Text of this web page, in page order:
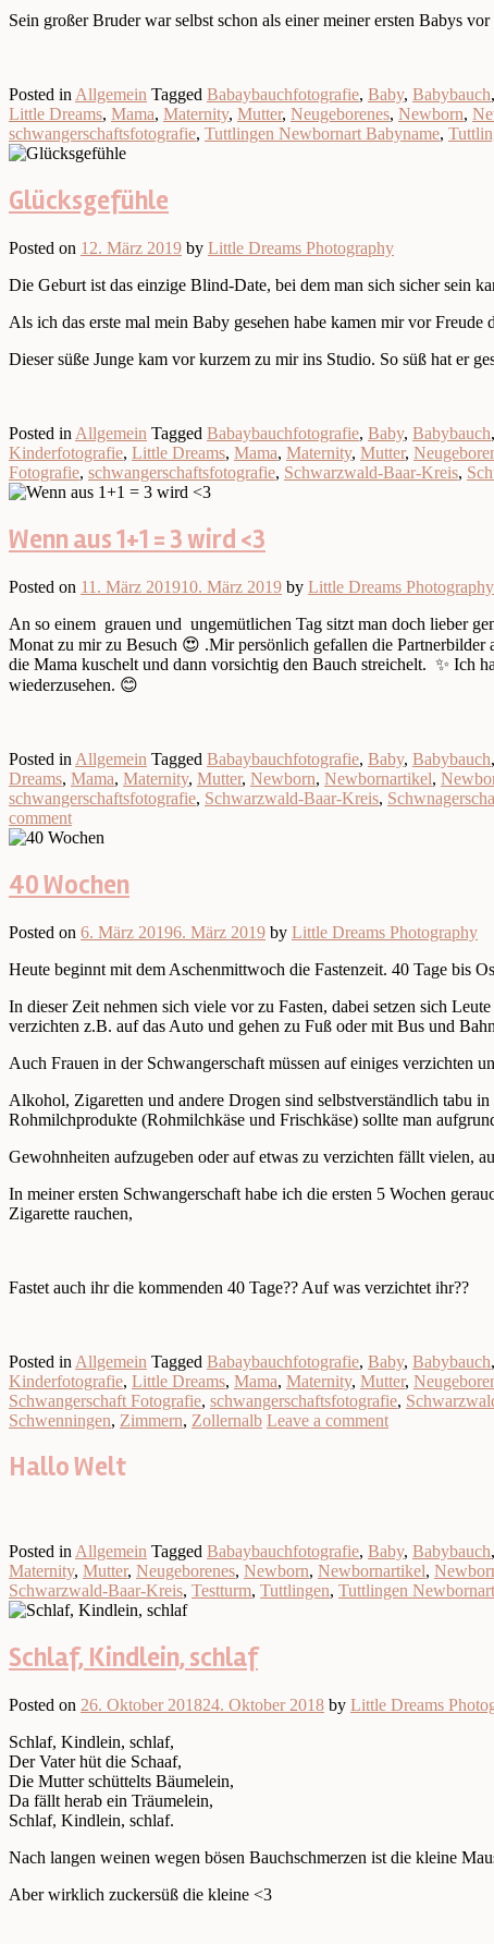
Sein großer Bruder war selbst schon als einer meiner ersten Babys
Posted in Allgemein Tagged Babaybauchfotografie, Baby, Babybauch,
Little Dreams, Mama, Maternity, Mutter, Neugeborenes, Newborn,
schwangerschaftsfotografie, Tuttlingen Newbornart Babyname,
Glücksgefühle
Posted on 12. März 2019 by Little Dreams Photography
Die Geburt ist das einzige Blind-Date, bei dem man sich sicher sein
Als ich das erste mal mein Baby gesehen habe kamen mir vor
Dieser süße Junge kam vor kurzem zu mir ins Studio. So süß hat er
Posted in Allgemein Tagged Babaybauchfotografie, Baby, Babybauch,
Kinderfotografie, Little Dreams, Mama, Maternity, Mutter,
Fotografie, schwangerschaftsfotografie, Schwarzwald-Baar-Kreis,
Wenn aus 1+1 = 3 wird <3
Posted on 11. März 201910. März 2019 by Little Dreams Photography
An so einem grauen und ungemütlichen Tag sitzt man doch lieber
Monat zu mir zu Besuch 😍 .Mir persönlich gefallen die Partnerbilder
die Mama kuschelt und dann vorsichtig den Bauch streichelt. ✨ Ich
wiederzusehen. 😊
Posted in Allgemein Tagged Babaybauchfotografie, Baby, Babybauch,
Dreams, Mama, Maternity, Mutter, Newborn, Newbornartikel,
schwangerschaftsfotografie, Schwarzwald-Baar-Kreis,
comment
40 Wochen
Posted on 6. März 20196. März 2019 by Little Dreams Photography
Heute beginnt mit dem Aschenmittwoch die Fastenzeit. 40 Tage bis
In dieser Zeit nehmen sich viele vor zu Fasten, dabei setzen sich
verzichten z.B. auf das Auto und gehen zu Fuß oder mit Bus und
Auch Frauen in der Schwangerschaft müssen auf einiges verzichten
Alkohol, Zigaretten und andere Drogen sind selbstverständlich tabu
Rohmilchprodukte (Rohmilchkäse und Frischkäse) sollte man
Gewohnheiten aufzugeben oder auf etwas zu verzichten fällt vielen,
In meiner ersten Schwangerschaft habe ich die ersten 5 Wochen
Zigarette rauchen,
Fastet auch ihr die kommenden 40 Tage?? Auf was verzichtet ihr??
Posted in Allgemein Tagged Babaybauchfotografie, Baby, Babybauch,
Kinderfotografie, Little Dreams, Mama, Maternity, Mutter,
Schwangerschaft Fotografie, schwangerschaftsfotografie,
Schwenningen, Zimmern, Zollernalb Leave a comment
Hallo Welt
Posted in Allgemein Tagged Babaybauchfotografie, Baby, Babybauch,
Maternity, Mutter, Neugeborenes, Newborn, Newbornartikel,
Schwarzwald-Baar-Kreis, Testturm, Tuttlingen, Tuttlingen
Schlaf, Kindlein, schlaf
Posted on 26. Oktober 201824. Oktober 2018 by Little Dreams
Schlaf, Kindlein, schlaf,
Der Vater hüt die Schaaf,
Die Mutter schüttelts Bäumelein,
Da fällt herab ein Träumelein,
Schlaf, Kindlein, schlaf.
Nach langen weinen wegen bösen Bauchschmerzen ist die kleine
Aber wirklich zuckersüß die kleine <3